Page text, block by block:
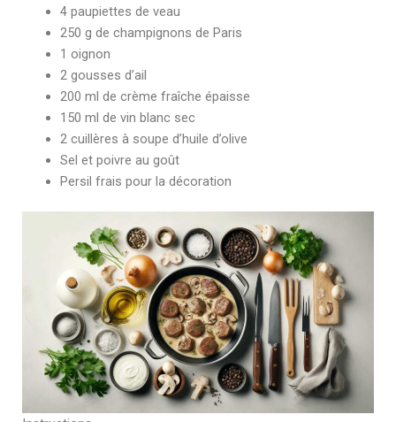
4 paupiettes de veau
250 g de champignons de Paris
1 oignon
2 gousses d’ail
200 ml de crème fraîche épaisse
150 ml de vin blanc sec
2 cuillères à soupe d’huile d’olive
Sel et poivre au goût
Persil frais pour la décoration